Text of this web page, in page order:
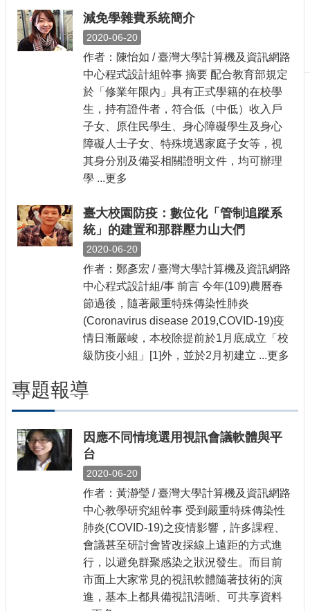
物
校
論
壇
減免學雜費系統簡介
2020-06-20
作者：陳怡如 / 臺灣大學計算機及資訊網路
中心程式設計組幹事 摘要 配合教育部規定
於「修業年限內」具有正式學籍的在校學
生，持有證件者，符合低（中低）收入戶
子女、原住民學生、身心障礙學生及身心
障礙人士子女、特殊境遇家庭子女等，視
其身分別及備妥相關證明文件，均可辦理
學 ...更多
臺大校園防疫：數位化「管制追蹤系
統」的建置和那群壓力山大們
2020-06-20
作者：鄭彥宏 / 臺灣大學計算機及資訊網路
中心程式設計組/事 前言 今年(109)農曆春
節過後，隨著嚴重特殊傳染性肺炎
(Coronavirus disease 2019,COVID-19)疫
情日漸嚴峻，本校除提前於1月底成立「校
級防疫小組」[1]外，並於2月初建立 ...更多
專題報導
因應不同情境選用視訊會議軟體與平
台
2020-06-20
作者：黃瀞瑩 / 臺灣大學計算機及資訊網路
中心教學研究組幹事 受到嚴重特殊傳染性
肺炎(COVID-19)之疫情影響，許多課程、
會議甚至研討會皆改採線上遠距的方式進
行，以避免群聚感染之狀況發生。而目前
市面上大家常見的視訊軟體隨著技術的演
進，基本上都具備視訊清晰、可共享資料